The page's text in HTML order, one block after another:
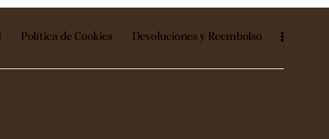
Política de Cookies Devoluciones y Reembolso